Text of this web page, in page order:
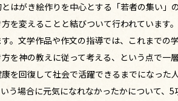
はがき絵作りを中心とする「若者の集い」
を変えることと結びついて行われています
。文学作品や作文の指導では、これまでの
を神の教えに従って考える、という点で
を回復して社会で活躍できるまでになった
う場合に元気になれなかったかについて、